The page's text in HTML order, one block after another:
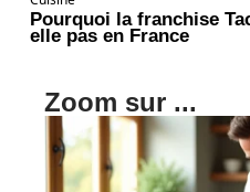
Pourquoi la franchise
elle pas en France
Zoom sur ...